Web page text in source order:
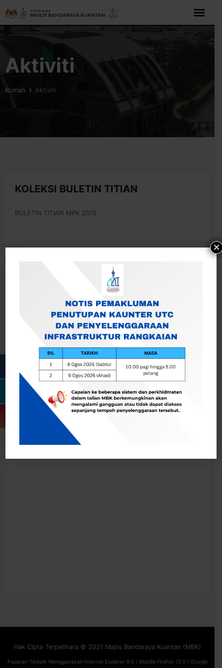
Buka bar alat
Langkau
Aktiviti
Rumah Aktiviti
KOLEKSI BULETIN TITIAN
BULETIN TITIAN MPK 2019
Hak Cipta Terpelihara © 2021 Majlis Bandaraya Kuantan (MBK)
Paparan Terbaik Menggunakan Internet Explorer 9.0 / Mozilla Firefox 12.0 / Google
×